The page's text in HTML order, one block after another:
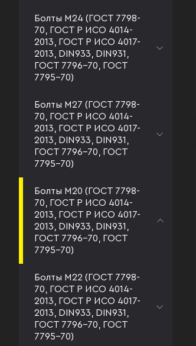
Болты М24 (ГОСТ 7798-
70, ГОСТ Р ИСО 4014-
2013, ГОСТ Р ИСО 4017-
2013, DIN933, DIN931,
ГОСТ 7796-70, ГОСТ
7795-70)
Болты М27 (ГОСТ 7798-
70, ГОСТ Р ИСО 4014-
2013, ГОСТ Р ИСО 4017-
2013, DIN933, DIN931,
ГОСТ 7796-70, ГОСТ
7795-70)
Болты М20 (ГОСТ 7798-
70, ГОСТ Р ИСО 4014-
2013, ГОСТ Р ИСО 4017-
2013, DIN933, DIN931,
ГОСТ 7796-70, ГОСТ
7795-70)
Болты М22 (ГОСТ 7798-
70, ГОСТ Р ИСО 4014-
2013, ГОСТ Р ИСО 4017-
2013, DIN933, DIN931,
ГОСТ 7796-70, ГОСТ
7795-70)
Р ИСО 4014-2013 DIN931
оцинк
под заказ
291,00 Р
Болт М20х140 к.п.8.8
DIN933 оцинк KREPSTA
fasteners
под заказ